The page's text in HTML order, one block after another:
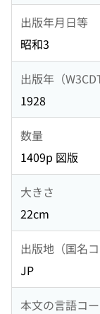
出版年月日等
昭和3
出版年（
1928
数量
1409p 図版
大きさ
22cm
出版地（国名コ
JP
本文の言語コ